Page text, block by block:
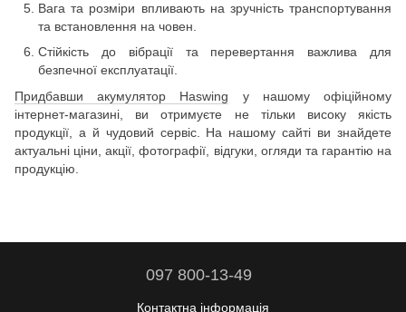
Вага та розміри впливають на зручність транспортування
та встановлення на човен.
Стійкість до вібрації та перевертання важлива для
безпечної експлуатації.
Придбавши акумулятор Haswing у нашому офіційному
інтернет-магазині, ви отримуєте не тільки високу якість
продукції, а й чудовий сервіс. На нашому сайті ви знайдете
актуальні ціни, акції, фотографії, відгуки, огляди та гарантію на
продукцію.
097 800-13-49
Контактна інформація